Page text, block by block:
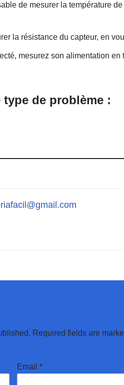
de mesurer la température
la résistance du capteur, en
mesurez son alimentation
type de problème :
Required fields are
Email *